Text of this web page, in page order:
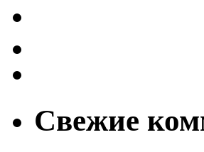
Свежие